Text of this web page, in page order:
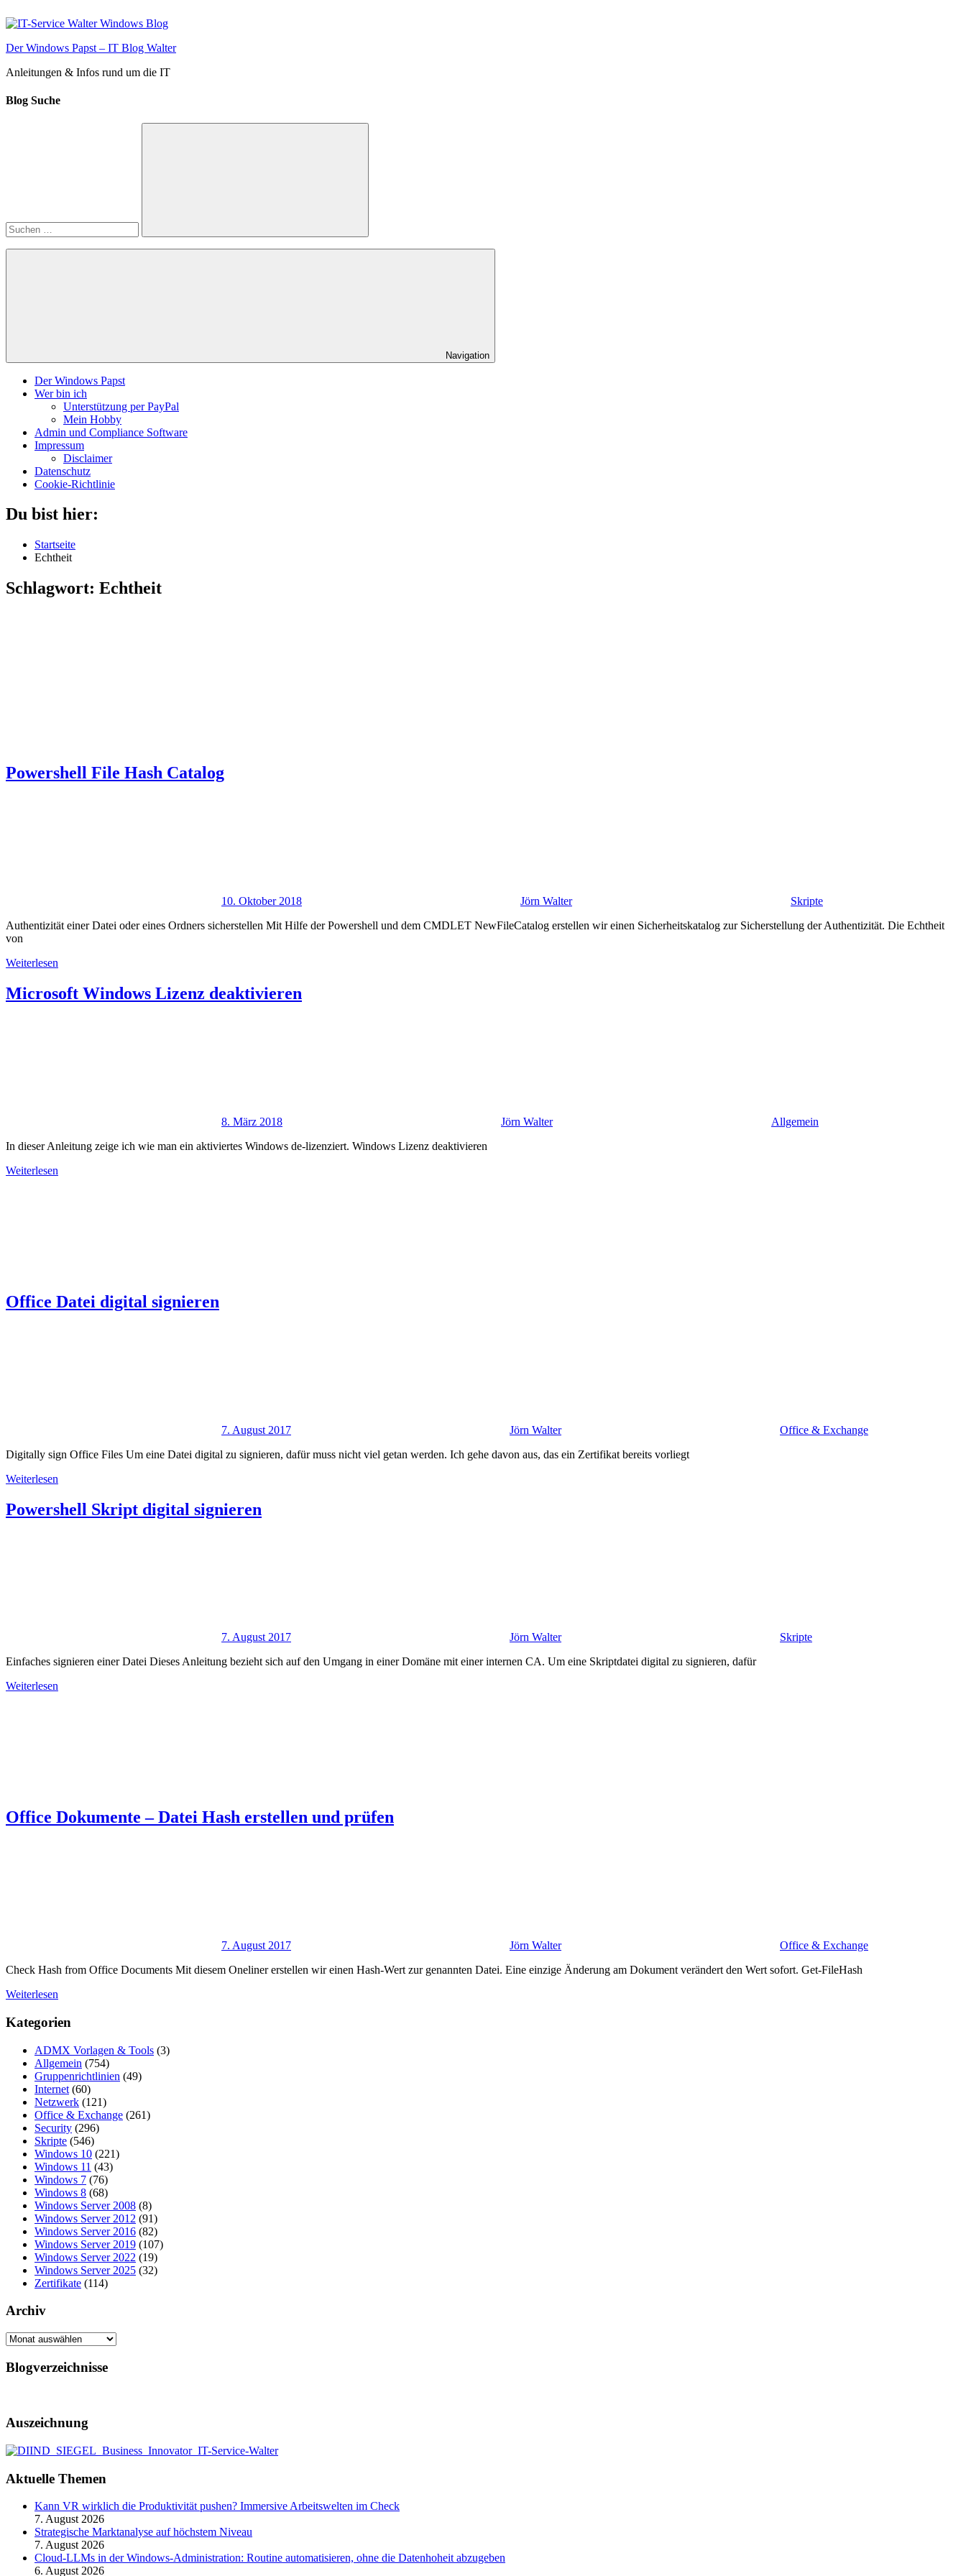
Inhalt
Der Windows Papst – IT Blog Walter
Anleitungen & Infos rund um die IT
Blog Suche
Suchen
Navigation
Der Windows Papst
Wer bin ich
Unterstützung per PayPal
Mein Hobby
Admin und Compliance Software
Impressum
Disclaimer
Datenschutz
Cookie-Richtlinie
Du bist hier:
Startseite
Echtheit
Schlagwort: Echtheit
Powershell File Hash Catalog
10. Oktober 2018 Jörn Walter
Skripte
Authentizität einer Datei oder eines Ordners sicherstellen Mit Hilfe der Powershell und dem CMDLET NewFileCatalog erstellen wir einen Sicherheitskatalog zur Sicherstellung der Authentizität. Die Echtheit
von
Weiterlesen
Microsoft Windows Lizenz deaktivieren
8. März 2018 Jörn Walter
Allgemein
In dieser Anleitung zeige ich wie man ein aktiviertes Windows de-lizenziert. Windows Lizenz deaktivieren
Weiterlesen
Office Datei digital signieren
7. August 2017 Jörn Walter
Office & Exchange
Digitally sign Office Files Um eine Datei digital zu signieren, dafür muss nicht viel getan werden. Ich gehe davon aus, das ein Zertifikat bereits vorliegt
Weiterlesen
Powershell Skript digital signieren
7. August 2017 Jörn Walter
Skripte
Einfaches signieren einer Datei Dieses Anleitung bezieht sich auf den Umgang in einer Domäne mit einer internen CA. Um eine Skriptdatei digital zu signieren, dafür
Weiterlesen
Office Dokumente – Datei Hash erstellen und prüfen
7. August 2017 Jörn Walter
Office & Exchange
Check Hash from Office Documents Mit diesem Oneliner erstellen wir einen Hash-Wert zur genannten Datei. Eine einzige Änderung am Dokument verändert den Wert sofort. Get-FileHash
Weiterlesen
Kategorien
ADMX Vorlagen & Tools (3)
Allgemein (754)
Gruppenrichtlinien (49)
Internet (60)
Netzwerk (121)
Office & Exchange (261)
Security (296)
Skripte (546)
Windows 10 (221)
Windows 11 (43)
Windows 7 (76)
Windows 8 (68)
Windows Server 2008 (8)
Windows Server 2012 (91)
Windows Server 2016 (82)
Windows Server 2019 (107)
Windows Server 2022 (19)
Windows Server 2025 (32)
Zertifikate (114)
Archiv
Archiv
Blogverzeichnisse
Auszeichnung
Aktuelle Themen
Kann VR wirklich die Produktivität pushen? Immersive Arbeitswelten im Check
7. August 2026
Strategische Marktanalyse auf höchstem Niveau
7. August 2026
Cloud-LLMs in der Windows-Administration: Routine automatisieren, ohne die Datenhoheit abzugeben
6. August 2026